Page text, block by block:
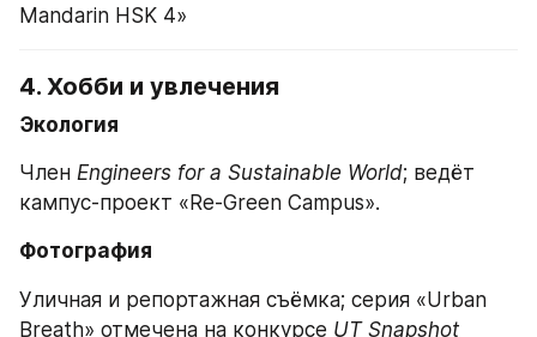
Mandarin HSK 4»
4. Хобби и увлечения
Экология
Член Engineers for a Sustainable World; ведёт
кампус-проект «Re-Green Campus».
Фотография
Уличная и репортажная съёмка; серия «Urban
Breath» отмечена на конкурсе UT Snapshot